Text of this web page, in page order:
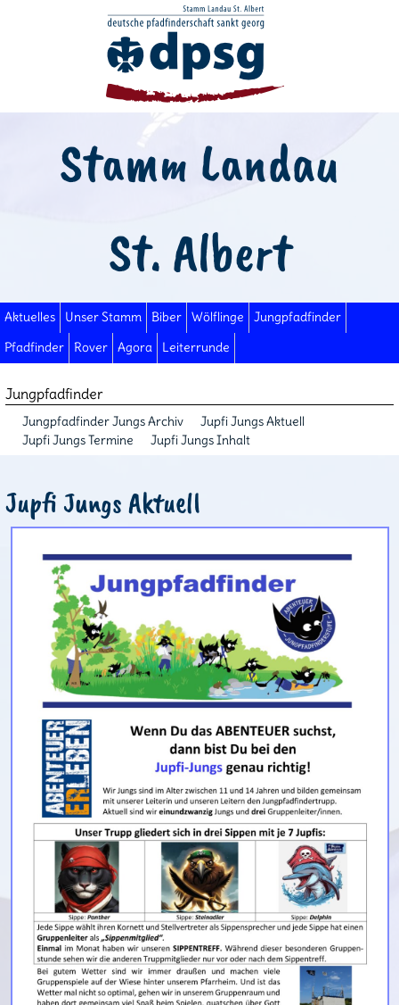
Stamm Landau
St. Albert
Aktuelles Unser Stamm Biber Wölflinge
Jungpfadfinder
Pfadfinder
Rover Agora Leiterrunde
Jungpfadfinder
Jungpfadfinder Jungs Archiv
Jupfi Jungs Aktuell
Jupfi Jungs Termine
Jupfi Jungs Inhalt
Jupfi Jungs Aktuell